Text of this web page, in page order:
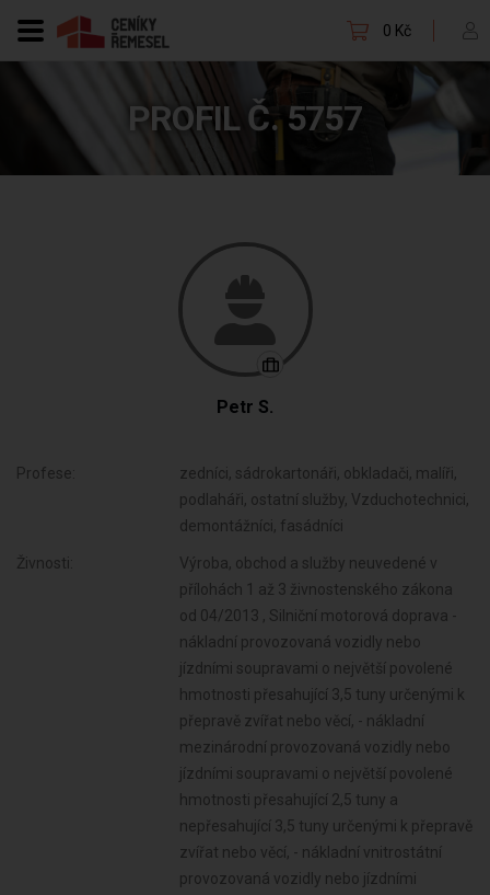
0 Kč
PROFIL Č. 5757
Petr S.
Profese:
zedníci, sádrokartonáři, obkladači, malíři,
podlaháři, ostatní služby, Vzduchotechnici,
demontážníci, fasádníci
Živnosti:
Výroba, obchod a služby neuvedené v
přílohách 1 až 3 živnostenského zákona
od 04/2013 , Silniční motorová doprava -
nákladní provozovaná vozidly nebo
jízdními soupravami o největší povolené
hmotnosti přesahující 3,5 tuny určenými k
přepravě zvířat nebo věcí, - nákladní
mezinárodní provozovaná vozidly nebo
jízdními soupravami o největší povolené
hmotnosti přesahující 2,5 tuny a
nepřesahující 3,5 tuny určenými k přepravě
zvířat nebo věcí, - nákladní vnitrostátní
provozovaná vozidly nebo jízdními